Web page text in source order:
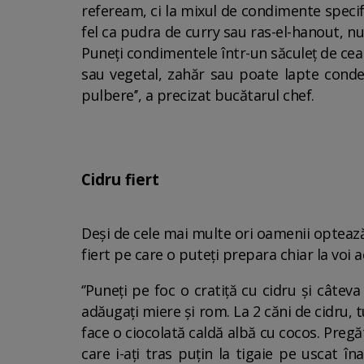
refeream, ci la mixul de condimente
fel ca pudra de curry sau ras-el-hanout,
Puneți condimentele într-un săculeț de
sau vegetal, zahăr sau poate lapte
pulbere’’, a precizat bucătarul chef.
Cidru fiert
Deși de cele mai multe ori oamenii
fiert pe care o puteți prepara chiar la voi
‘’Puneți pe foc o cratiță cu cidru și
adăugați miere și rom. La 2 căni de
face o ciocolată caldă albă cu cocos.
care i-ați tras puțin la tigaie pe uscat